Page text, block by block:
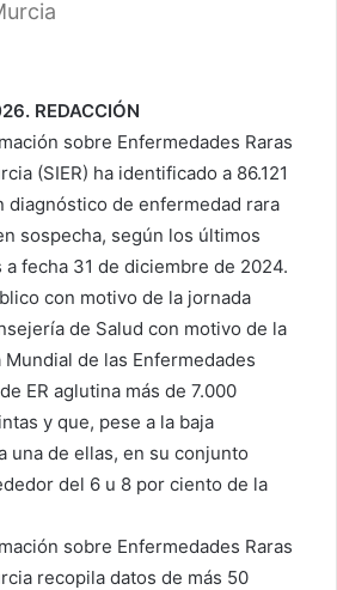
REDACCIÓN
sobre Enfermedades Raras
(SIER) ha identificado a 86.121
diagnóstico de enfermedad rara
sospecha, según los últimos
fecha 31 de diciembre de 2024.
con motivo de la jornada
de Salud con motivo de la
de las Enfermedades
ER aglutina más de 7.000
y que, pese a la baja
una de ellas, en su conjunto
del 6 u 8 por ciento de la
sobre Enfermedades Raras
recopila datos de más 50